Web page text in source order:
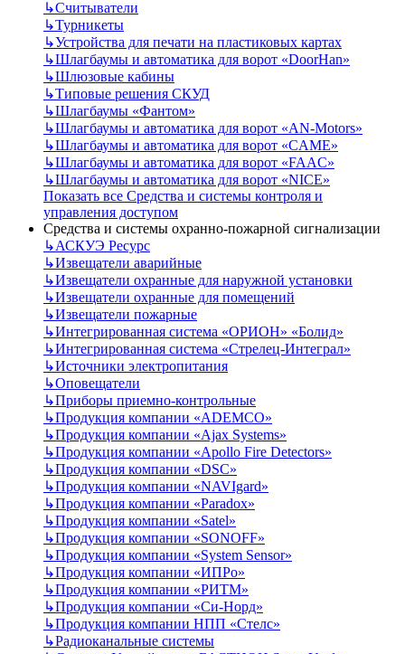
↳Считыватели
↳Турникеты
↳Устройства для печати на пластиковых картах
↳Шлагбаумы и автоматика для ворот «DoorHan»
↳Шлюзовые кабины
↳Типовые решения СКУД
↳Шлагбаумы «Фантом»
↳Шлагбаумы и автоматика для ворот «AN-Motors»
↳Шлагбаумы и автоматика для ворот «CAME»
↳Шлагбаумы и автоматика для ворот «FAAC»
↳Шлагбаумы и автоматика для ворот «NICE»
Показать все Средства и системы контроля и
управления доступом
Средства и системы охранно-пожарной сигнализации
↳АСКУЭ Ресурс
↳Извещатели аварийные
↳Извещатели охранные для наружной установки
↳Извещатели охранные для помещений
↳Извещатели пожарные
↳Интегрированная система «ОРИОН» «Болид»
↳Интегрированная система «Стрелец-Интеграл»
↳Источники электропитания
↳Оповещатели
↳Приборы приемно-контрольные
↳Продукция компании «ADEMCO»
↳Продукция компании «Ajax Systems»
↳Продукция компании «Apollo Fire Detectors»
↳Продукция компании «DSC»
↳Продукция компании «NAVIgard»
↳Продукция компании «Paradox»
↳Продукция компании «Satel»
↳Продукция компании «SONOFF»
↳Продукция компании «System Sensor»
↳Продукция компании «ИПРо»
↳Продукция компании «РИТМ»
↳Продукция компании «Си-Норд»
↳Продукция компании НПП «Стелс»
↳Радиоканальные системы